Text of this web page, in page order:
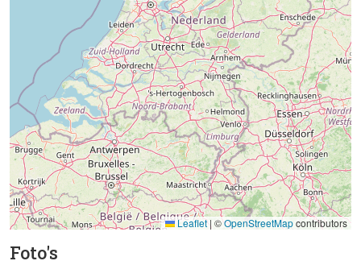
Leaflet| ©OpenStreetMapcontributors
Foto's